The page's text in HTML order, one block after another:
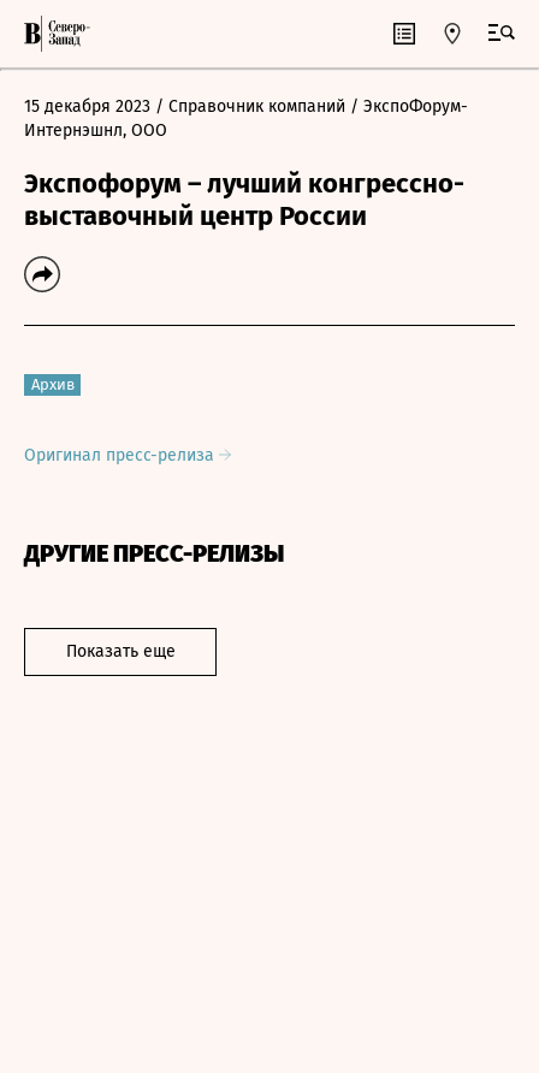
15 декабря 2023 / Справочник компаний / ЭкспоФорум-
Интернэшнл, ООО
Экспофорум – лучший конгрессно-
выставочный центр России
Архив
Оригинал пресс-релиза
ДРУГИЕ ПРЕСС-РЕЛИЗЫ
Показать еще